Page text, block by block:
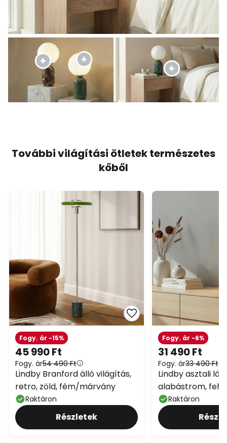
További világítási ötletek természetes
kőből
45 990 Ft
Fogy. ár54 490 Ft
Fogy. ár -15%
Lindby Branford álló világítás,
retro, zöld, fém/márvány
Raktáron
Részletek
31 490 Ft
Fogy. ár33 490 Ft
Fogy. ár -6%
Lindby asztali
alabástrom,
cm, márvány,
Raktáron